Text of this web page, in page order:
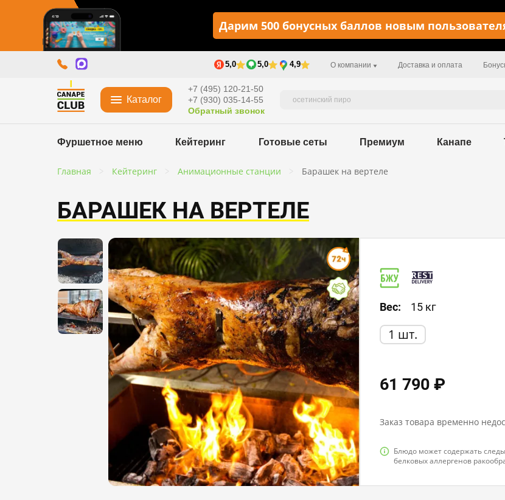
Дарим 500 бонусных баллов новым
5,0 5,0 4,9 О компании Доставка и оплата
Каталог
+7 (495) 120-21-50
+7 (930) 035-14-55
Обратный звонок
Фуршетное меню Кейтеринг Готовые сеты Премиум Канапе
Главная Кейтеринг Анимационные станции Барашек на вертеле
БАРАШЕК НА ВЕРТЕЛЕ
Пищевая ценность
Белки: 18,0
Вес: 15 кг
1 шт.
61 790 ₽
Заказ товара временно
Блюдо может содержать
белковых аллергенов